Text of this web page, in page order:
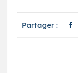
Partager :